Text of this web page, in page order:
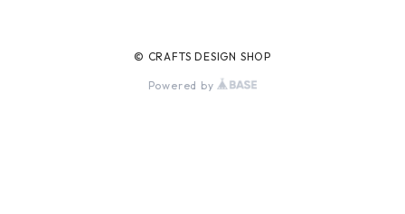
© CRAFTS DESIGN SHOP
Powered by